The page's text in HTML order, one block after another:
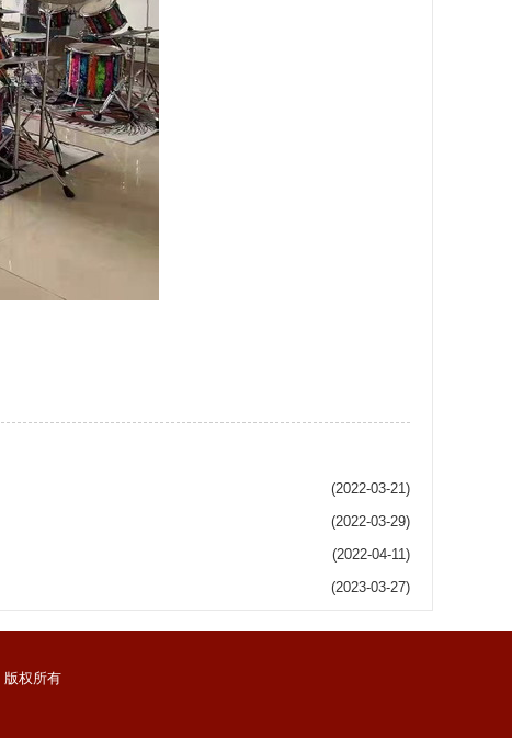
(2022-03-21)
(2022-03-29)
(2022-04-11)
(2023-03-27)
版权所有